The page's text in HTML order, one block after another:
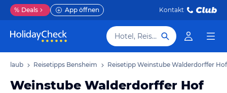
% Deals App öffnen Kontakt
Hotel, Reiseziel
Urlaub Reisetipps Bensheim Reisetipp Weinstube Walderdorffer Hof
Weinstube Walderdorffer Hof